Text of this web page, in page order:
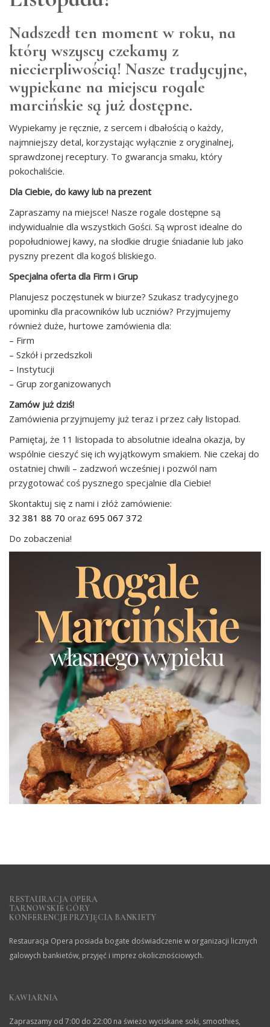
Nadszedł ten moment w roku, na
który wszyscy czekamy z
niecierpliwością! Nasze tradycyjne,
wypiekane na miejscu rogale
marcińskie są już dostępne.
Wypiekamy je ręcznie, z sercem i dbałością o każdy,
najmniejszy detal, korzystając wyłącznie z oryginalnej,
sprawdzonej receptury. To gwarancja smaku, który
pokochaliście.
Dla Ciebie, do kawy lub na prezent
Zapraszamy na miejsce! Nasze rogale dostępne są
indywidualnie dla wszystkich Gości. Są wprost idealne do
popołudniowej kawy, na słodkie drugie śniadanie lub jako
pyszny prezent dla kogoś bliskiego.
Specjalna oferta dla Firm i Grup
Planujesz poczęstunek w biurze? Szukasz tradycyjnego
upominku dla pracowników lub uczniów? Przyjmujemy
również duże, hurtowe zamówienia dla:
– Firm
– Szkół i przedszkoli
– Instytucji
– Grup zorganizowanych
Zamów już dziś!
Zamówienia przyjmujemy już teraz i przez cały listopad.
Pamiętaj, że 11 listopada to absolutnie idealna okazja, by
wspólnie cieszyć się ich wyjątkowym smakiem. Nie czekaj do
ostatniej chwili – zadzwoń wcześniej i pozwól nam
przygotować coś pysznego specjalnie dla Ciebie!
Skontaktuj się z nami i złóż zamówienie:
32 381 88 70 oraz 695 067 372
Do zobaczenia!
RESTAURACJA OPERA
TARNOWSKIE GÓRY
KONFERENCJE PRZYJĘCIA BANKIETY
Restauracja Opera posiada bogate doświadczenie w organizacji licznych
galowych bankietów, przyjęć i imprez okolicznościowych.
KAWIARNIA
Zapraszamy od 7:00 do 22:00 na świeżo wyciskane soki, smoothies,